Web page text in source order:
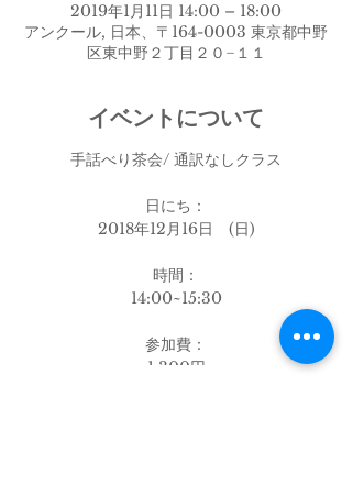
2019年1月11日 14:00 – 18:00
アンクール, 日本、〒164-0003 東京都中野
区東中野２丁目２０−１１
イベントについて
手話べり茶会/ 通訳なしクラス
日にち：
2018年12月16日 (日)
時間：
14:00~15:30
参加費：
1,300円